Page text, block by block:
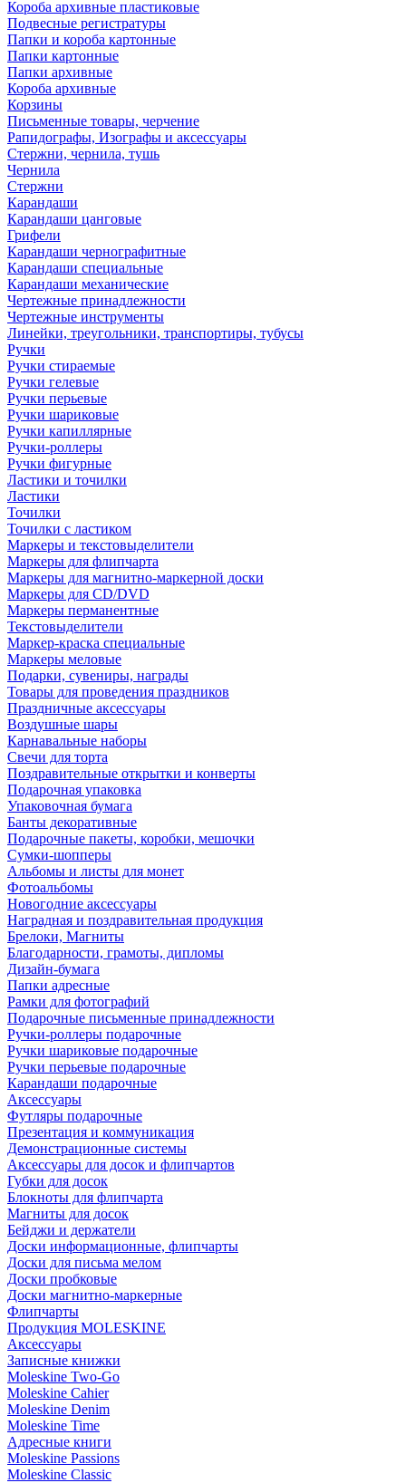
Короба архивные пластиковые
Подвесные регистратуры
Папки и короба картонные
Папки картонные
Папки архивные
Короба архивные
Корзины
Письменные товары, черчение
Рапидографы, Изографы и аксессуары
Стержни, чернила, тушь
Чернила
Стержни
Карандаши
Карандаши цанговые
Грифели
Карандаши чернографитные
Карандаши специальные
Карандаши механические
Чертежные принадлежности
Чертежные инструменты
Линейки, треугольники, транспортиры, тубусы
Ручки
Ручки стираемые
Ручки гелевые
Ручки перьевые
Ручки шариковые
Ручки капиллярные
Ручки-роллеры
Ручки фигурные
Ластики и точилки
Ластики
Точилки
Точилки с ластиком
Маркеры и текстовыделители
Маркеры для флипчарта
Маркеры для магнитно-маркерной доски
Маркеры для CD/DVD
Маркеры перманентные
Текстовыделители
Маркер-краска специальные
Маркеры меловые
Подарки, сувениры, награды
Товары для проведения праздников
Праздничные аксессуары
Воздушные шары
Карнавальные наборы
Свечи для торта
Поздравительные открытки и конверты
Подарочная упаковка
Упаковочная бумага
Банты декоративные
Подарочные пакеты, коробки, мешочки
Сумки-шопперы
Альбомы и листы для монет
Фотоальбомы
Новогодние аксессуары
Наградная и поздравительная продукция
Брелоки, Магниты
Благодарности, грамоты, дипломы
Дизайн-бумага
Папки адресные
Рамки для фотографий
Подарочные письменные принадлежности
Ручки-роллеры подарочные
Ручки шариковые подарочные
Ручки перьевые подарочные
Карандаши подарочные
Аксессуары
Футляры подарочные
Презентация и коммуникация
Демонстрационные системы
Аксессуары для досок и флипчартов
Губки для досок
Блокноты для флипчарта
Магниты для досок
Бейджи и держатели
Доски информационные, флипчарты
Доски для письма мелом
Доски пробковые
Доски магнитно-маркерные
Флипчарты
Продукция MOLESKINE
Аксессуары
Записные книжки
Moleskine Two-Go
Moleskine Cahier
Moleskine Denim
Moleskine Time
Адресные книги
Moleskine Passions
Moleskine Classic